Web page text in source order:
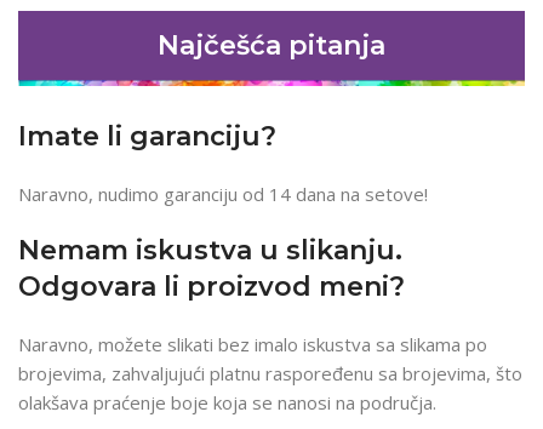
Najčešća pitanja
Imate li garanciju?
Naravno, nudimo garanciju od 14 dana na setove!
Nemam iskustva u slikanju.
Odgovara li proizvod meni?
Naravno, možete slikati bez imalo iskustva sa slikama po
brojevima, zahvaljujući platnu raspoređenu sa brojevima, što
olakšava praćenje boje koja se nanosi na područja.